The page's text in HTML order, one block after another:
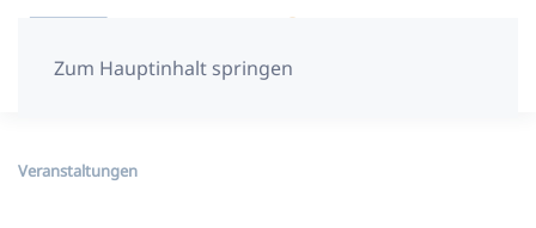
Zum Hauptinhalt springen
Veranstaltungen